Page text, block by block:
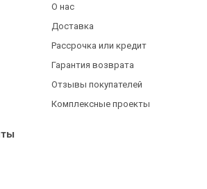
О нас
Доставка
Рассрочка или кредит
Гарантия возврата
Отзывы покупателей
Комплексные проекты